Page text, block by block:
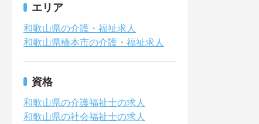
エリア
和歌山県の介護・福祉求人
和歌山県橋本市の介護・福祉求人
資格
和歌山県の介護福祉士の求人
和歌山県の社会福祉士の求人